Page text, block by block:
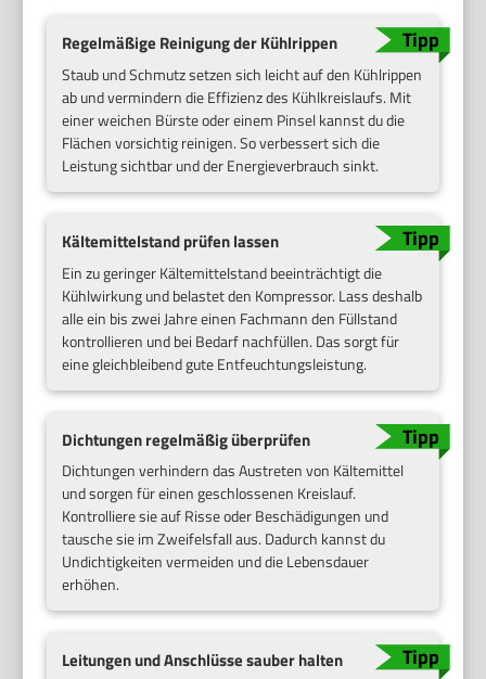
Regelmäßige Reinigung der Kühlrippen
Staub und Schmutz setzen sich leicht auf den Kühlrippen
ab und vermindern die Effizienz des Kühlkreislaufs. Mit
einer weichen Bürste oder einem Pinsel kannst du die
Flächen vorsichtig reinigen. So verbessert sich die
Leistung sichtbar und der Energieverbrauch sinkt.
Kältemittelstand prüfen lassen
Ein zu geringer Kältemittelstand beeinträchtigt die
Kühlwirkung und belastet den Kompressor. Lass deshalb
alle ein bis zwei Jahre einen Fachmann den Füllstand
kontrollieren und bei Bedarf nachfüllen. Das sorgt für
eine gleichbleibend gute Entfeuchtungsleistung.
Dichtungen regelmäßig überprüfen
Dichtungen verhindern das Austreten von Kältemittel
und sorgen für einen geschlossenen Kreislauf.
Kontrolliere sie auf Risse oder Beschädigungen und
tausche sie im Zweifelsfall aus. Dadurch kannst du
Undichtigkeiten vermeiden und die Lebensdauer
erhöhen.
Leitungen und Anschlüsse sauber halten